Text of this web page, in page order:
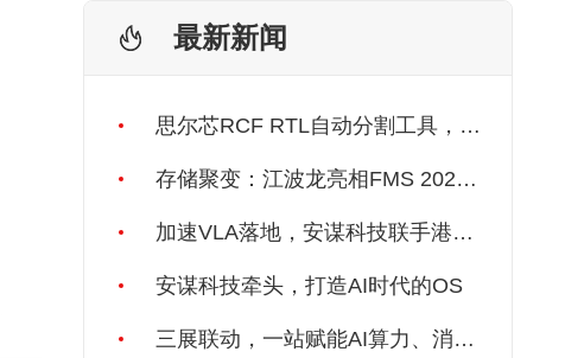
最新新闻
思尔芯RCF RTL自动分割工具，助力大规模AI/HPC芯片原型验证
存储聚变：江波龙亮相FMS 2026聚焦三大端侧AI场景综合应用
加速VLA落地，安谋科技联手港科大团队
安谋科技牵头，打造AI时代的OS
三展联动，一站赋能AI算力、消费电子、汽车、具身机器人与智能制造产业链资源对接